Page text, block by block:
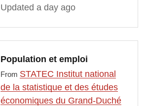
Updated a day ago
Population et emploi
From STATEC Institut national
de la statistique et des études
économiques du Grand-Duché